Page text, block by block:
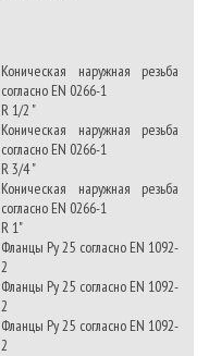
Коническая наружная резьба
согласно EN 0266-1
R 1/2 "
Коническая наружная резьба
согласно EN 0266-1
R 3/4 "
Коническая наружная резьба
согласно EN 0266-1
R 1"
Фланцы Ру 25 согласно EN 1092-
2
Фланцы Ру 25 согласно EN 1092-
2
Фланцы Ру 25 согласно EN 1092-
2